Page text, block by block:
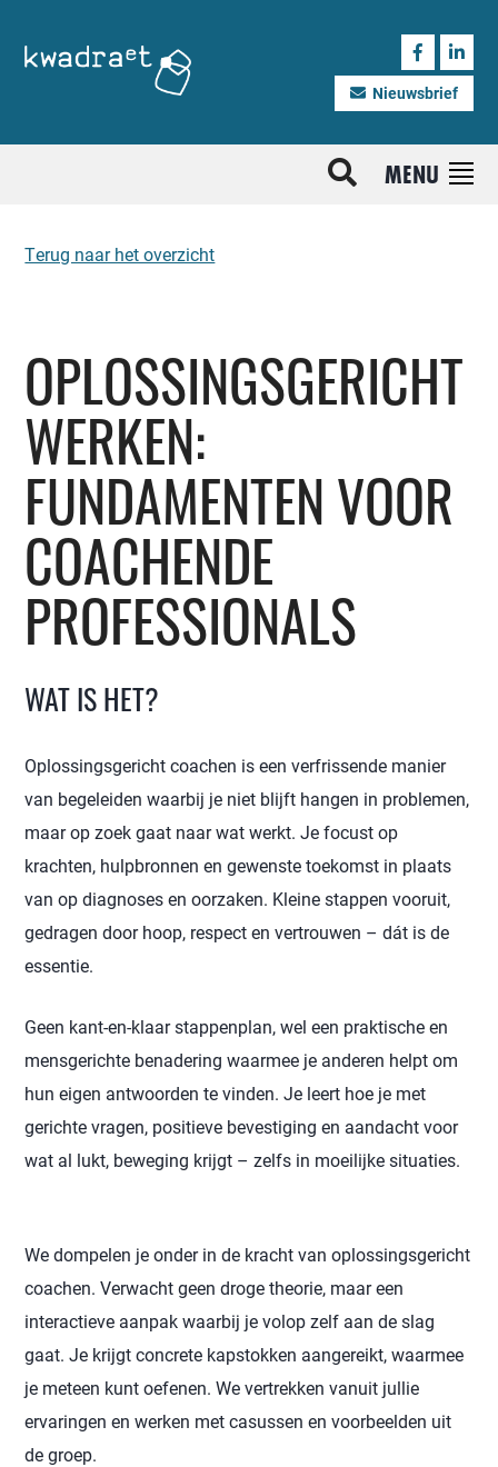
Nieuwsbrief
MENU
Terug naar het overzicht
OPLOSSINGSGERICHT
WERKEN:
FUNDAMENTEN VOOR
COACHENDE
PROFESSIONALS
WAT IS HET?
Oplossingsgericht coachen is een verfrissende manier
van begeleiden waarbij je niet blijft hangen in problemen,
maar op zoek gaat naar wat werkt. Je focust op
krachten, hulpbronnen en gewenste toekomst in plaats
van op diagnoses en oorzaken. Kleine stappen vooruit,
gedragen door hoop, respect en vertrouwen – dát is de
essentie.
Geen kant-en-klaar stappenplan, wel een praktische en
mensgerichte benadering waarmee je anderen helpt om
hun eigen antwoorden te vinden. Je leert hoe je met
gerichte vragen, positieve bevestiging en aandacht voor
wat al lukt, beweging krijgt – zelfs in moeilijke situaties.
We dompelen je onder in de kracht van oplossingsgericht
coachen. Verwacht geen droge theorie, maar een
interactieve aanpak waarbij je volop zelf aan de slag
gaat. Je krijgt concrete kapstokken aangereikt, waarmee
je meteen kunt oefenen. We vertrekken vanuit jullie
ervaringen en werken met casussen en voorbeelden uit
de groep.